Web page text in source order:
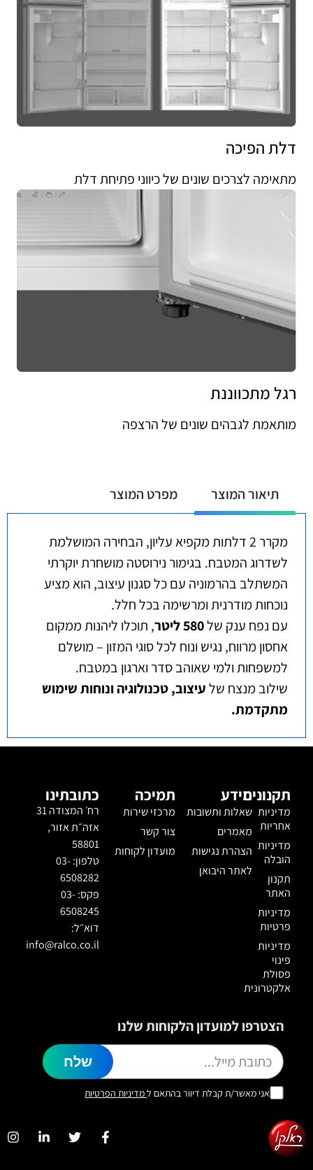
דלת הפיכה
מתאימה לצרכים שונים של כיווני פתיחת דלת
רגל מתכווננת
מותאמת לגבהים שונים של הרצפה
תיאור המוצר מפרט המוצר
מקרר 2 דלתות מקפיא עליון, הבחירה המושלמת
לשדרוג המטבח. בגימור נירוסטה מושחרת יוקרתי
המשתלב בהרמוניה עם כל סגנון עיצוב, הוא מציע
נוכחות מודרנית ומרשימה בכל חלל.
עם נפח ענק של580 ליטר
, תוכלו ליהנות ממקום
אחסון מרווח, נגיש ונוח לכל סוגי המזון – מושלם
למשפחות ולמי שאוהב סדר וארגון במטבח.
שילוב מנצח שלעיצוב, טכנולוגיה ונוחות שימוש
מתקדמת.
תקנונים
מדיניות
אחריות
מדיניות
הובלה
תקנון
האתר
מדיניות
פרטיות
מדיניות
פינוי
פסולת
אלקטרונית
מידע
שאלות ותשובות
מאמרים
הצהרת נגישות
לאתר היבואן
תמיכה
מרכזי שירות
צור קשר
מועדון לקוחות
כתובתינו
רח׳ המצודה 31
אזה״ת אזור,
58801
טלפון: 03-
6508282
פקס: 03-
6508245
דוא״ל:
info@ralco.co.il
הצטרפו למועדון הלקוחות שלנו
אני מאשר/ת קבלת דיוור בהתאם למדיניות הפרטיות
שלח